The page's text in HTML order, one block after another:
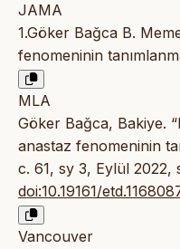
JAMA
1.Göker Bağca B.
fenomeninin
MLA
Göker Bağca, Bakiye.
anastaz fenomeninin
c. 61, sy 3, Eylül 2022,
doi:10.19161/
Vancouver